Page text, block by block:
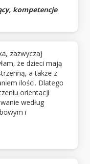
kompetencje
zazwyczaj
że dzieci mają
a także z
ilości. Dlatego
orientacji
według
i